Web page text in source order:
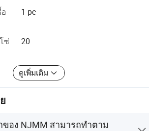
เหล็กที่ใหญ่ที่สุดในจีนได้รับรางวัล
นได้รับรางวัลในประเทศต่างๆกว่า 30
วามนิยมอย่างสูงจากลูกค้าของเราทุกคน
ดีที่สุดเพื่อสร้างความพึงพอใจให้กับลูกค้า
สูงสุดบริการที่ดีและราคาที่คุ้มค่าที่สุด
1 pc
ซ่
20
ดูเพิ่มเติม
อง NJMM สามารถทำตาม